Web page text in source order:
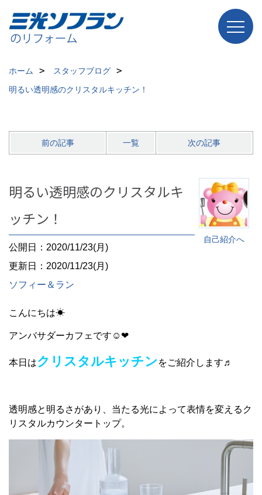
ホーム
スタッフブログ
明るい透明感のクリスタルキッチン！
前の記事 一覧 次の記事
自己紹介へ
明るい透明感のクリスタルキ
ッチン！
公開日：2020/11/23(月)
更新日：2020/11/23(月)
ソフィー＆ラン
こんにちは☀
アンバサダーカフェです☺❤
本日はクリスタルキッチン をご紹介します♬
透明感と明るさがあり、当たる光によって表情を変えるク
リスタルカウンタートップ。